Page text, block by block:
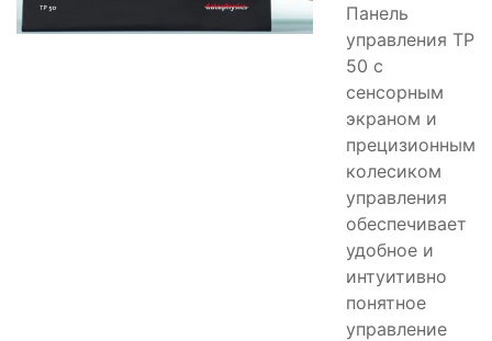
Панель
управления TP
50 с
сенсорным
экраном и
прецизионным
колесиком
управления
обеспечивает
удобное и
интуитивно
понятное
управление